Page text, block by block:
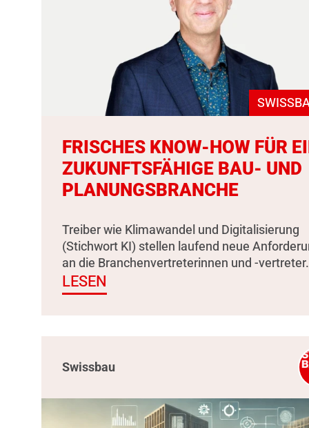
FRISCHES KNOW-HOW FÜR
ZUKUNFTSFÄHIGE BAU- UND
PLANUNGSBRANCHE
Treiber wie Klimawandel und Digitalisierung
(Stichwort KI) stellen laufend neue
an die Branchenvertreterinnen und -vertreter.
LESEN
Swissbau